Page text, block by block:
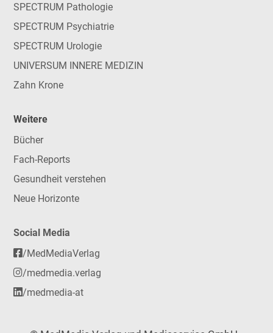
SPECTRUM Pathologie
SPECTRUM Psychiatrie
SPECTRUM Urologie
UNIVERSUM INNERE MEDIZIN
Zahn Krone
Weitere
Bücher
Fach-Reports
Gesundheit verstehen
Neue Horizonte
Social Media
/MedMediaVerlag
/medmedia.verlag
/medmedia-at